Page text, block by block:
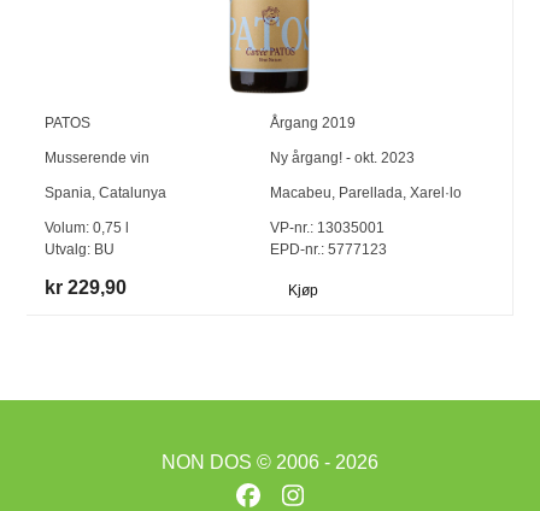
PATOS Årgang 2019
Musserende vin Ny årgang! - okt. 2023
Spania,Catalunya Macabeu, Parellada, Xarel·lo
Volum:0,75
Utvalg: BU
VP-nr.:13035001
EPD-nr.: 5777123
kr 229,90 Kjøp
NON DOS © 2006 - 2026